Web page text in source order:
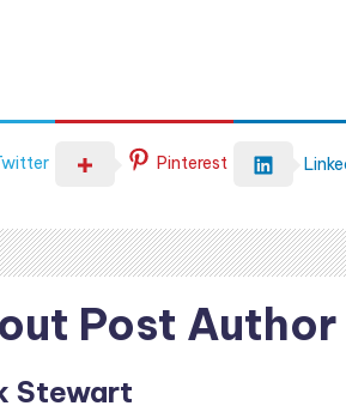
Pinterest
Post Author
Stewart